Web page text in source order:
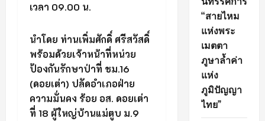
เวลา 09.00 น.
นำโดย ท่านเพิ่มศักดิ์ ศรีสวัสดิ์
พร้อมด้วยเจ้าหน้าที่หน่วย
ป้องกันรักษาป่าที่ ชม.16
(ดอยเต่า) ปลัดอำเภอฝ่าย
ความมั่นคง ร้อย อส. ดอยเต่า
ที่ 18 ผู้ใหญ่บ้านแม่ตูบ ม.9
“สายไหม
แห่งพระ
เมตตา
ภูษาล้ำค่า
แห่ง
ภูมิปัญญา
ไทย”